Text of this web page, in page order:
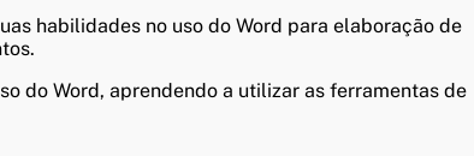
habilidades no uso do Word para elaboração de
do Word, aprendendo a utilizar as ferramentas de